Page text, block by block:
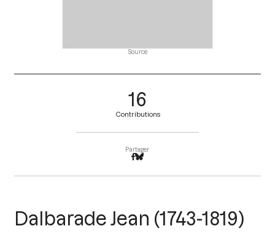
Source
16
Contributions
Partager
Dalbarade Jean (1743-1819)